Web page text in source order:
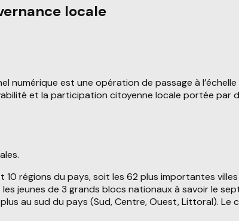
locale
numérique est une opération de passage à
et la participation citoyenne locale portée par
régions du pays, soit les 62 plus importantes
jeunes de 3 grands blocs nationaux à savoir le
au sud du pays (Sud, Centre, Ouest, Littoral). Le